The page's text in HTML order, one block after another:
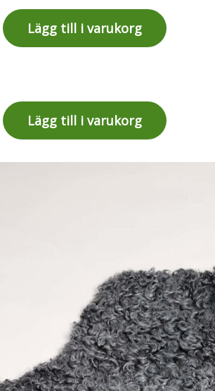
Lägg till i varukorg
Lägg till i varukorg